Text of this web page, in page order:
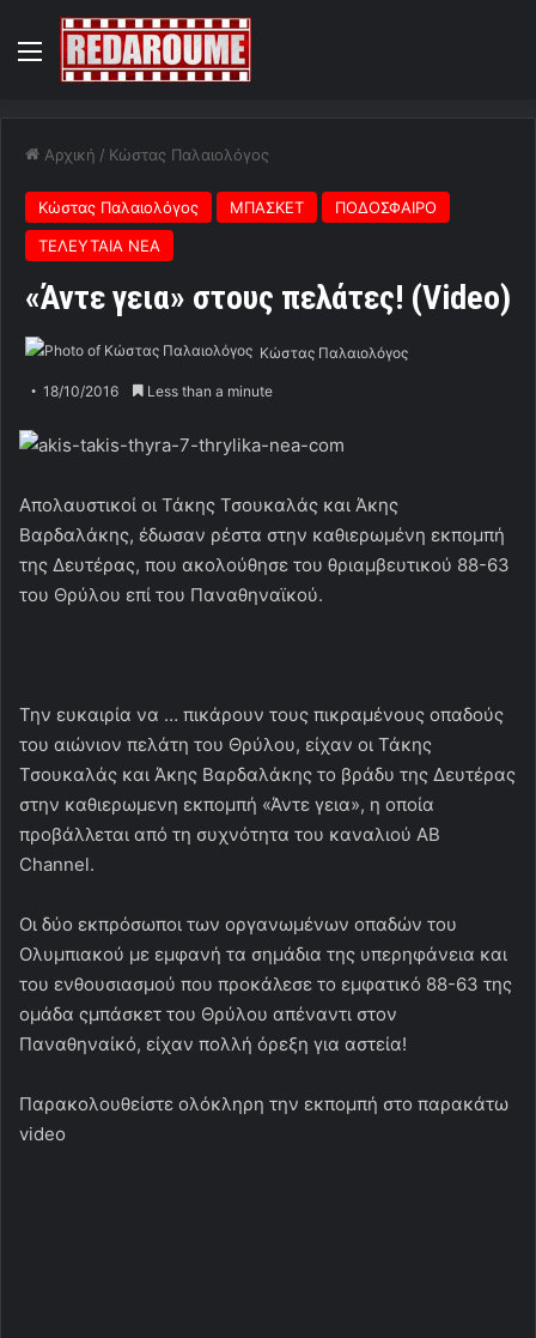
Menu
Αρχική / Κώστας Παλαιολόγος
Κώστας Παλαιολόγος ΜΠΑΣΚΕΤ
ΠΟΔΟΣΦΑΙΡΟ
ΤΕΛΕΥΤΑΙΑ ΝΕΑ
«Άντε γεια» στους πελάτες! (Video)
Κώστας Παλαιολόγος
18/10/2016 Less than a minute
Απολαυστικοί οι Τάκης Τσουκαλάς και Άκης
Βαρδαλάκης, έδωσαν ρέστα στην καθιερωμένη εκπομπή
της Δευτέρας, που ακολούθησε του θριαμβευτικού 88-63
του Θρύλου επί του Παναθηναϊκού.
Την ευκαιρία να … πικάρουν τους πικραμένους οπαδούς
του αιώνιον πελάτη του Θρύλου, είχαν οι Τάκης
Τσουκαλάς και Άκης Βαρδαλάκης το βράδυ της Δευτέρας
στην καθιερωμενη εκπομπή «Άντε γεια», η οποία
προβάλλεται από τη συχνότητα του καναλιού AB
Channel.
Οι δύο εκπρόσωποι των οργανωμένων οπαδών του
Ολυμπιακού με εμφανή τα σημάδια της υπερηφάνεια και
του ενθουσιασμού που προκάλεσε το εμφατικό 88-63 της
ομάδα ςμπάσκετ του Θρύλου απέναντι στον
Παναθηναίκό, είχαν πολλή όρεξη για αστεία!
Παρακολουθείστε ολόκληρη την εκπομπή στο παρακάτω
video